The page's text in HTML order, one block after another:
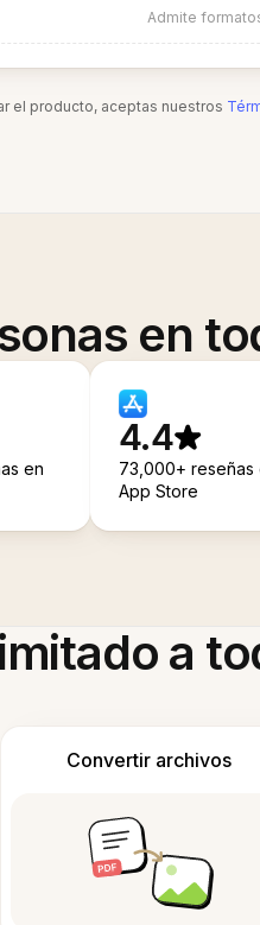
Admite
el producto, aceptas nuestros
en
en
4.4
73,000+ reseñas
App Store
a
Convertir archivos